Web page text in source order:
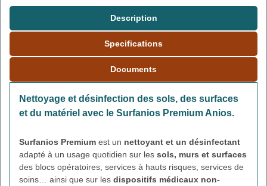
Description
Specifications
Documents
Nettoyage et désinfection des sols, des surfaces
et du matériel avec le Surfanios Premium Anios.
Surfanios Premium est un nettoyant et un désinfectant
adapté à un usage quotidien sur les sols, murs et surfaces
des blocs opératoires, services à hauts risques, services de
soins… ainsi que sur les dispositifs médicaux non-